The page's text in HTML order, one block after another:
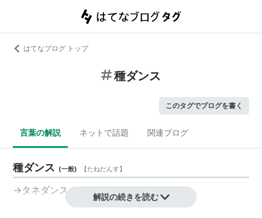
はてなブログ トップ
種ダンス
このタグでブログを書く
言葉の解説 ネットで話題 関連ブログ
種ダンス (一般) 【たねだんす】
→タネダンス
解説の続きを読む